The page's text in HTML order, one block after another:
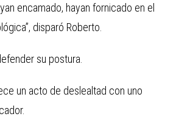
encamado, hayan fornicado en el
disparó Roberto.
su postura.
un acto de deslealtad con uno